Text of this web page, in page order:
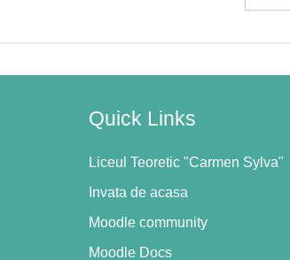
Quick Links
Liceul Teoretic "Carmen Sylva"
Invata de acasa
Moodle community
Moodle Docs